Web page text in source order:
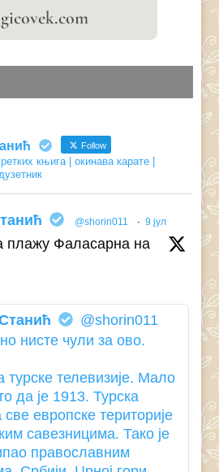
Follow
књига | окинава карате |
@shorin011 · 9 јул
плажу Фаласарна на
@shorin011
нисте чули за ово.
турске телевизије. Мало
да је 1913. Турска
европске територије
савезницима. Тако је
православним